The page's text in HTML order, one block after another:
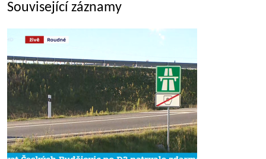
Související záznamy